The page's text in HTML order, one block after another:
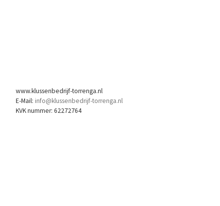
www.klussenbedrijf-torrenga.nl
E-Mail: info@klussenbedrijf-torrenga.nl
KVK nummer: 62272764